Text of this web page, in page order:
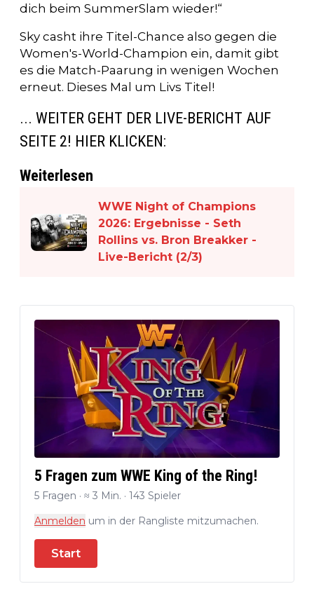
dich beim SummerSlam wieder!“
Sky casht ihre Titel-Chance also gegen die
Women's-World-Champion ein, damit gibt
es die Match-Paarung in wenigen Wochen
erneut. Dieses Mal um Livs Titel!
... WEITER GEHT DER LIVE-BERICHT AUF
SEITE 2! HIER KLICKEN:
Weiterlesen
WWE Night of Champions
2026: Ergebnisse - Seth
Rollins vs. Bron Breakker -
Live-Bericht (2/3)
5 Fragen zum WWE King of the Ring!
5 Fragen · ≈ 3 Min. · 143 Spieler
Anmelden um in der Rangliste mitzumachen.
Start